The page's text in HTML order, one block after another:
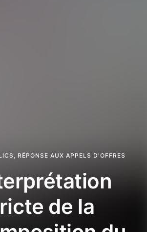
RÉPONSE AUX APPELS D'OFFRES
de la